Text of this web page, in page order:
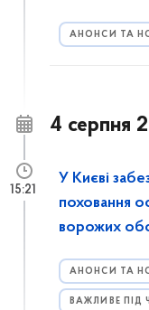
АНОНСИ ТА
4 серпня
У Києві
поховання
ворожих
АНОНСИ ТА
ВАЖЛИВЕ ПІД
15:21